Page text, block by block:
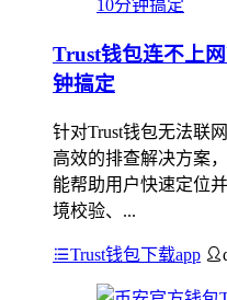
Trust钱包连不上
钟搞定
针对Trust钱包无法联
高效的排查解决方案
能帮助用户快速定位
境校验、...
Trust钱包下载app